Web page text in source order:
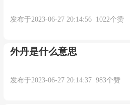
发布于2023-06-27 20:14:56 1022个赞
外丹是什么意思
发布于2023-06-27 20:14:37 983个赞